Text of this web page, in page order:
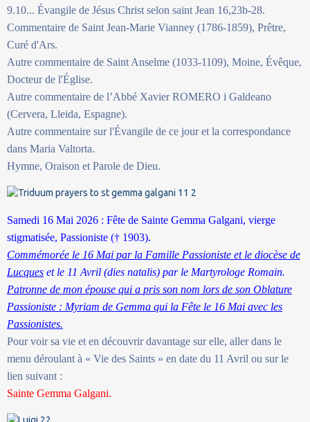
9.10... Évangile de Jésus Christ selon saint Jean 16,23b-28.
Commentaire de Saint Jean-Marie Vianney (1786-1859), Prêtre,
Curé d'Ars.
Autre commentaire de Saint Anselme (1033-1109), Moine, Évêque,
Docteur de l'Église.
Autre commentaire de l’Abbé Xavier ROMERO i Galdeano
(Cervera, Lleida, Espagne).
Autre commentaire sur l'Évangile de ce jour et la correspondance
dans Maria Valtorta.
Hymne, Oraison et Parole de Dieu.
Samedi 16 Mai 2026 : Fête de Sainte Gemma Galgani, vierge
stigmatisée, Passioniste († 1903).
Commémorée le 16 Mai par la Famille Passioniste et le diocèse de
Lucques et le 11 Avril (dies natalis) par le Martyrologe Romain.
Patronne de mon épouse qui a pris son nom lors de son Oblature
Passioniste : Myriam de Gemma qui la Fête le 16 Mai avec les
Passionistes.
Pour voir sa vie et en découvrir davantage sur elle, aller dans le
menu déroulant à « Vie des Saints » en date du 11 Avril ou sur le
lien suivant :
Sainte Gemma Galgani.